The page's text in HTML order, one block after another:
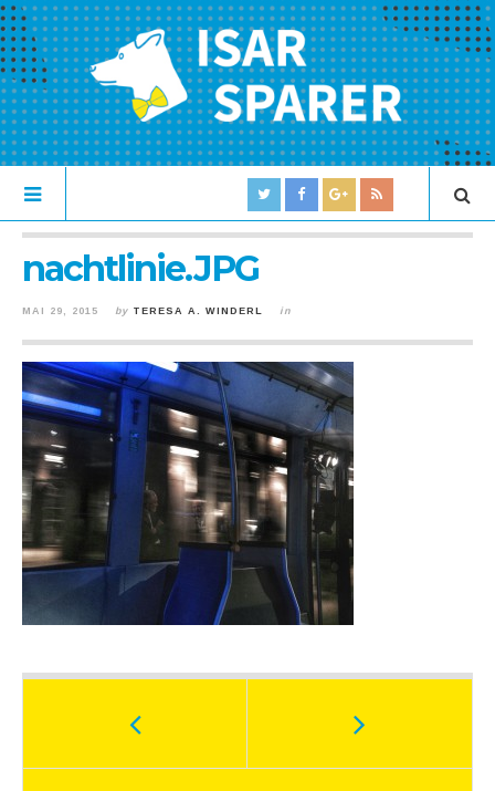
nachtlinie.JPG
MAI 29, 2015 by TERESA A. WINDERL in